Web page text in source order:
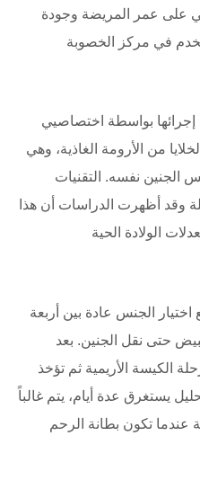
على عمر المريضة وجودة
إجرائها بواسطة اختصاصيي
من الأرومة الغاذية، وهي
الجنين نفسه. التقنيات
وقد أظهرت الدراسات أن هذا
الجنس عادة بين أربعة
حتى نقل الجنين. بعد
الكيسة الأريمية ثم تؤخذ
يستغرق عدة أيام، يتم غالباً
عندما تكون بطانة الرحم